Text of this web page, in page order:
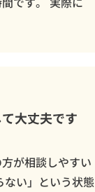
大丈夫です
が相談しやすい
い」という状態